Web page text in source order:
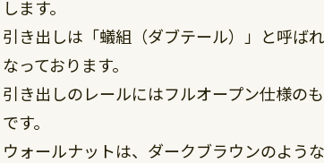
します。
引き出しは「蟻組（ダブテール）」と呼ば
なっております。
引き出しのレールにはフルオープン仕様の
です。
ウォールナットは、ダークブラウンのよう